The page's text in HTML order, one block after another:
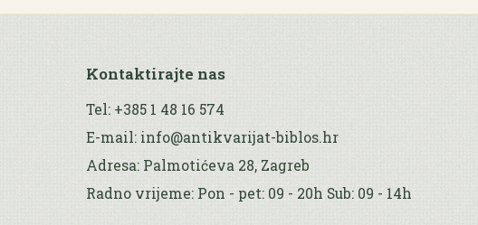
Kontaktirajte nas
Tel: +385 1 48 16 574
E-mail: info@antikvarijat-biblos.hr
Adresa: Palmotićeva 28, Zagreb
Radno vrijeme: Pon - pet: 09 - 20h Sub: 09 - 14h